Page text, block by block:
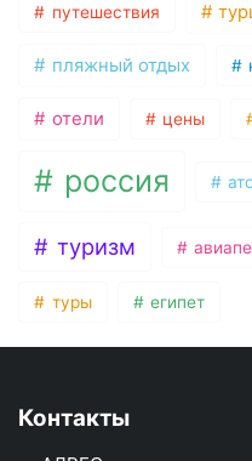
путешествия
пляжный отдых
отели цены
россия
туризм
туры египет
Контакты